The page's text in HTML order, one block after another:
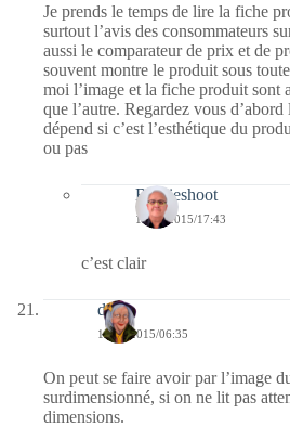
Je prends le temps de lire la fiche
surtout l’avis des consommateurs
aussi le comparateur de prix et de
souvent montre le produit sous
moi l’image et la fiche produit sont
que l’autre. Regardez vous d’abord
dépend si c’est l’esthétique du
ou pas
Bernieshoot
11/06/2015/17:43
c’est clair
dom
11/06/2015/06:35
On peut se faire avoir par l’image
surdimensionné, si on ne lit pas
dimensions.